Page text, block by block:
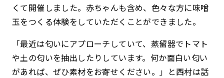
くて開催しました。赤ちゃんも含め、色々な方に味噌
玉をつくる体験をしていただくことができました。
「最近は匂いにアプローチしていて、蒸留器でトマト
や土の匂いを抽出したりしています。何か面白い匂い
があれば、ぜひ素材をお寄せください。」と西村は話